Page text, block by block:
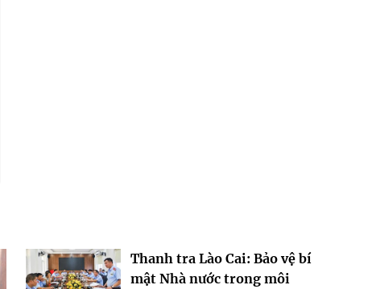
Thanh tra Lào Cai: Bảo vệ bí
mật Nhà nước trong môi